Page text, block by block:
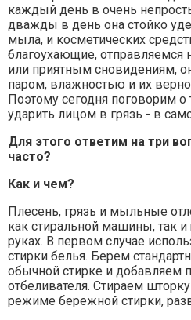
каждый день в очень
дважды в день она стойко
мыла, и косметических
благоухающие, отправляемся
или приятным сновидениям,
паром, влажностью и их
Поэтому сегодня поговорим
ударить лицом в грязь - в
Для этого ответим на три
часто?
Как и чем?
Плесень, грязь и мыльные
как стиральной машины, так
руках. В первом случае
стирки белья. Берем
обычной стирке и добавляем
отбеливателя. Стираем
режиме бережной стирки,